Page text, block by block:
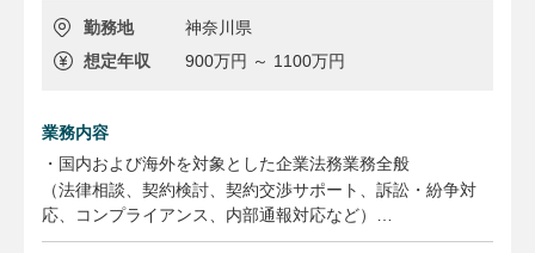
勤務地
神奈川県
想定年収
900万円 ～ 1100万円
業務内容
・国内および海外を対象とした企業法務業務全般
（法律相談、契約検討、契約交渉サポート、訴訟・紛争対
応、コンプライアンス、内部通報対応など）
※入社後にご担当いただく業務内容は、選考を通じてご経験